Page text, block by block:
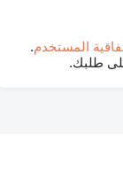
المستخدم.
طلبك.